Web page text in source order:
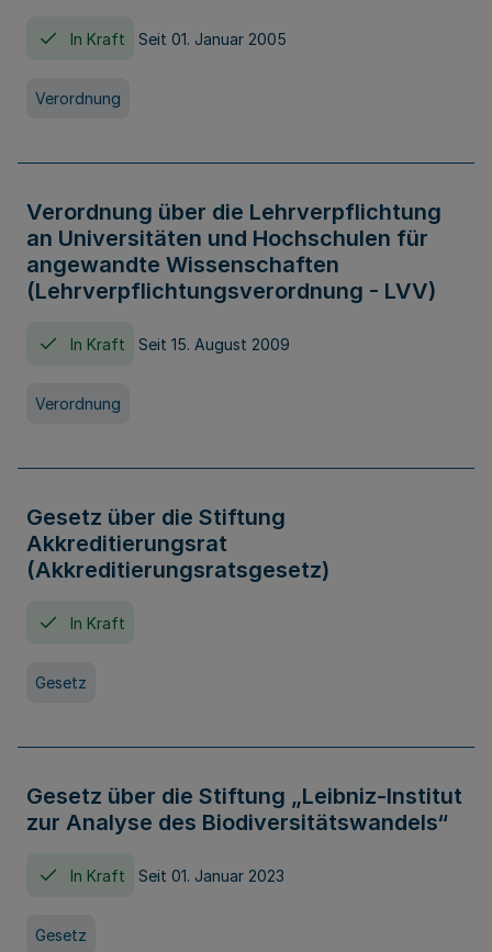
In Kraft Seit 01. Januar 2005
Verordnung
Verordnung über die Lehrverpflichtung
an Universitäten und Hochschulen für
angewandte Wissenschaften
(Lehrverpflichtungsverordnung - LVV)
In Kraft Seit 15. August 2009
Verordnung
Gesetz über die Stiftung
Akkreditierungsrat
(Akkreditierungsratsgesetz)
In Kraft
Gesetz
Gesetz über die Stiftung „Leibniz-Institut
zur Analyse des Biodiversitätswandels“
In Kraft Seit 01. Januar 2023
Gesetz